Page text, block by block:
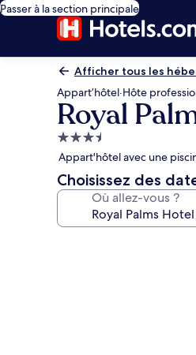
Passer à la section principale
Afficher tous les
Appart’hôtel·Hôte
Royal
Hébergement
3.5 étoiles
Appart'hôtel avec une
Choisissez des
Où allez-vous ?